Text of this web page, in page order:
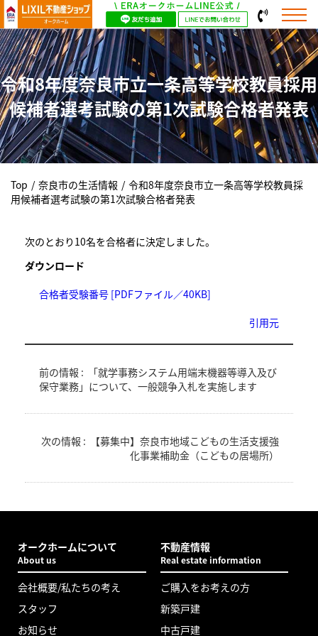
令和8年度奈良市立一条高等学校教員採用
候補者選考試験の第1次試験合格者発表
Top / 奈良市の生活情報 / 令和8年度奈良市立一条高等学校教員採
用候補者選考試験の第1次試験合格者発表
次のとおり10名を合格者に決定しました。
ダウンロード
合格者受験番号 [PDFファイル／40KB]
引用元
前の情報 :
「就学事務システム用端末機器等導入及び
保守業務」について、一般競争入札を実施します
次の情報 :
【募集中】奈良市地域こどもの生活支援強
化事業補助金（こどもの居場所）
オークホームについて
About us
会社概要/私たちの考え
スタッフ
お知らせ
不動産情報
Real estate information
ご購入をお考えの方
新築戸建
中古戸建